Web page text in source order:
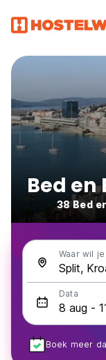
Bed en
38 Bed
Waar wil
Data
Boek meer